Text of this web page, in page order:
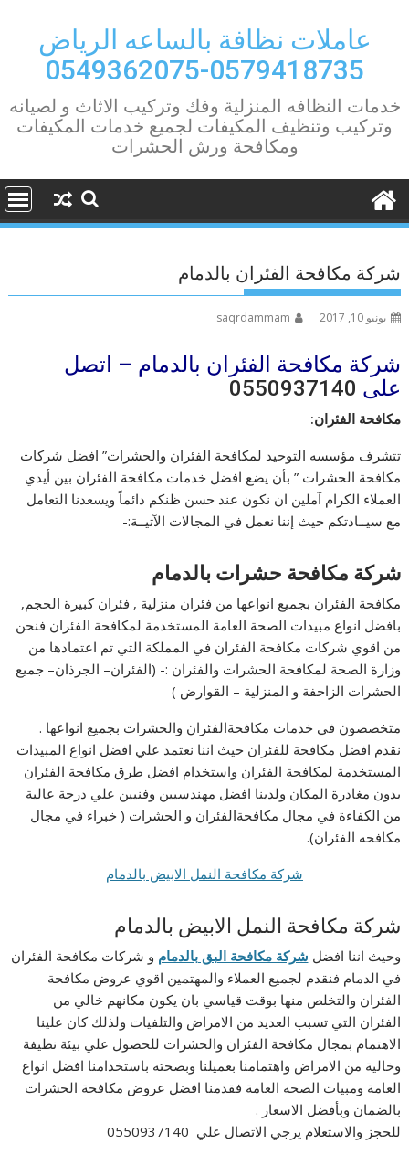
contentعاملات نظافة بالساعه الرياض
0579418735-0549362075
خدمات النظافه المنزلية وفك وتركيب الاثاث و لصيانه
وتركيب وتنظيف المكيفات لجميع خدمات المكيفات
ومكافحة ورش الحشرات
شركة مكافحة الفئران بالدمام
يونيو 10, 2017 saqrdammam
شركة مكافحة الفئران بالدمام – اتصل
على 0550937140
مكافحة الفئران:
تتشرف مؤسسه التوحيد لمكافحة الفئران والحشرات” افضل شركات
مكافحة الحشرات ” بأن يضع افضل خدمات مكافحة الفئران بين أيدي
العملاء الكرام آملين ان نكون عند حسن ظنكم دائماً ويسعدنا التعامل
مع سيــادتكم حيث إننا نعمل في المجالات الآتيــة:-
شركة مكافحة حشرات بالدمام
مكافحة الفئران بجميع انواعها من فئران منزلية , فئران كبيرة الحجم,
بافضل انواع مبيدات الصحة العامة المستخدمة لمكافحة الفئران فنحن
من اقوي شركات مكافحة الفئران في المملكة التي تم اعتمادها من
وزارة الصحة لمكافحة الحشرات والفئران :- (الفئران– الجرذان– جميع
الحشرات الزاحفة و المنزلية – القوارض )
متخصصون في خدمات مكافحةالفئران والحشرات بجميع انواعها .
نقدم افضل مكافحة للفئران حيث اننا نعتمد علي افضل انواع المبيدات
المستخدمة لمكافحة الفئران واستخدام افضل طرق مكافحة الفئران
بدون مغادرة المكان ولدينا افضل مهندسيين وفنيين علي درجة عالية
من الكفاءة في مجال مكافحةالفئران و الحشرات ( خبراء في مجال
مكافحه الفئران).
شركة مكافحة النمل الابيض بالدمام
شركة مكافحة النمل الابيض بالدمام
وحيث اننا افضل شركة مكافحة البق بالدمام و شركات مكافحة الفئران
في الدمام فنقدم لجميع العملاء والمهتمين اقوي عروض مكافحة
الفئران والتخلص منها بوقت قياسي بان يكون مكانهم خالي من
الفئران التي تسبب العديد من الامراض والتلفيات ولذلك كان علينا
الاهتمام بمجال مكافحة الفئران والحشرات للحصول علي بيئة نظيفة
وخالية من الامراض واهتمامنا بعميلنا وبصحته باستخدامنا افضل انواع
العامة ومبيات الصحه العامة فقدمنا افضل عروض مكافحة الحشرات
بالضمان وبأفضل الاسعار .
للحجز والاستعلام يرجي الاتصال علي 0550937140